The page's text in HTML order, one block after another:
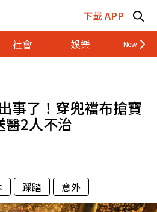
下載 APP
社會 娛樂 財經
事了！穿兜襠布搶寶
2人不治
踩踏 意外